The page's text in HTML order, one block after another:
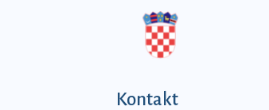
Kontakt